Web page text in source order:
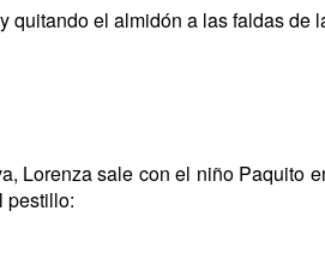
el almidón a las faldas de
Lorenza sale con el niño Paquito
pestillo: